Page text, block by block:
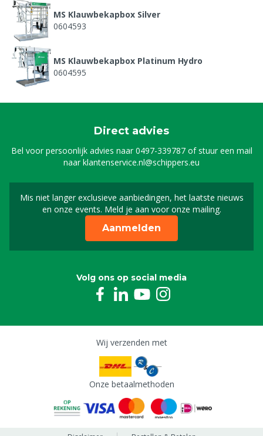
MS Klauwbekapbox Silver
0604593
MS Klauwbekapbox Platinum Hydro
0604595
Direct advies
Bel voor persoonlijk advies naar0497-339787of stuur een mail
naarklantenservice.nl@schippers.eu
Mis niet langer exclusieve aanbiedingen, het laatste nieuws
en onze events. Meld je aan voor onze mailing.
Schrijf je in voor onze
Aanmelden
Volg ons op social media
Wij verzenden met
Onze betaalmethoden